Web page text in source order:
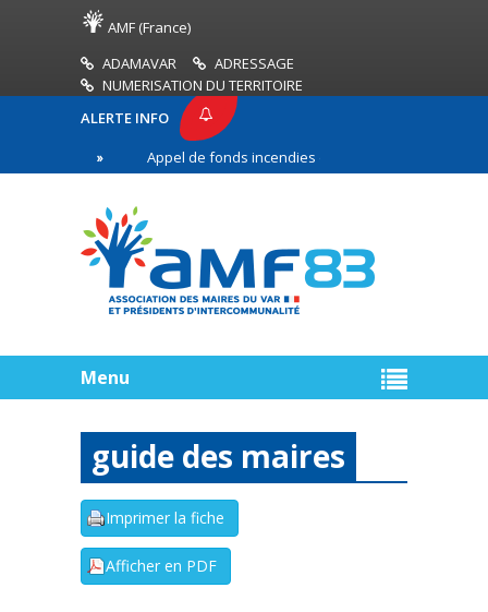
AMF (France)
ADAMAVAR
ADRESSAGE
NUMERISATION DU TERRITOIRE
ALERTE INFO
Appel de fonds incendies de forêt
ligne
Menu
guide des maires